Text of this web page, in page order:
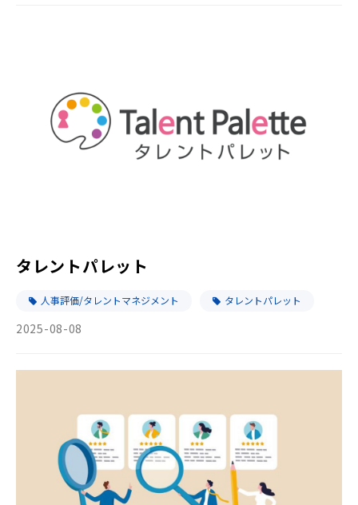
タレントパレット
人事評価/タレントマネジメント タレントパレット
2025-08-08